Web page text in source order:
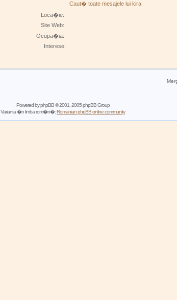
Caut� toate mesajele lui kira
Loca�ie:
Site Web:
Ocupa�ia:
Interese:
Powered byphpBB© 2001, 2005 phpBB Group
Varianta �n limba rom�n�:Romanian phpBB online community